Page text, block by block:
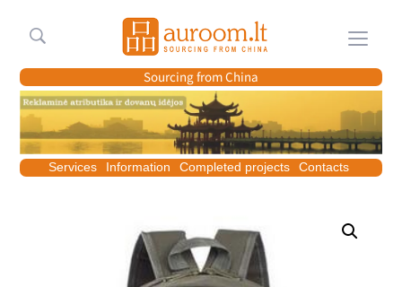
Meniu
Sourcing from China
Services Information Completed projects Contacts